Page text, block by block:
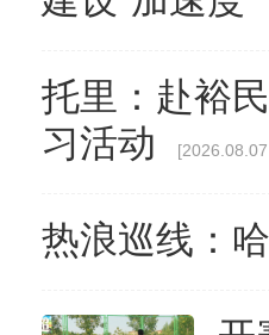
托里：赴裕
习活动
热浪巡线：